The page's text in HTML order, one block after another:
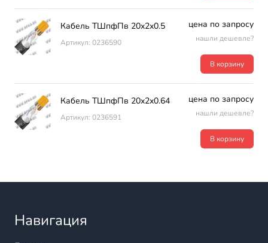
Кабель ТШпфПв 20х2х0.5
Артикул: 0236590
цена по запросу
нашли дешевле?
В корзину
Кабель ТШпфПв 20х2х0.64
Артикул: 0236591
цена по запросу
нашли дешевле?
В корзину
Навигация